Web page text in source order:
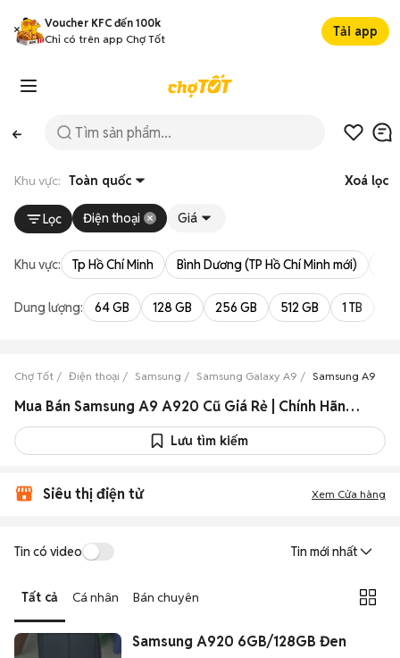
Voucher KFC đến 100k
Chỉ có trên app Chợ Tốt
Tải app
Khu vực: Toàn quốc Xoá lọc
Lọc Điện thoại Giá
Khu vực: Tp Hồ Chí Minh Bình Dương (TP Hồ Chí Minh mới)
Dung lượng: 64 GB 128 GB 256 GB 512 GB 1 TB
Chợ Tốt Điện thoại Samsung Samsung Galaxy A9 Samsung A9
Mua Bán Samsung A9 A920 Cũ Giá Rẻ | Chính Hãng, Xách Tay 2026
Lưu tìm kiếm
Siêu thị điện tử Xem Cửa hàng
Tin có video Tin mới nhất
Tất cả Cá nhân Bán chuyên
Samsung A920 6GB/128GB Đen